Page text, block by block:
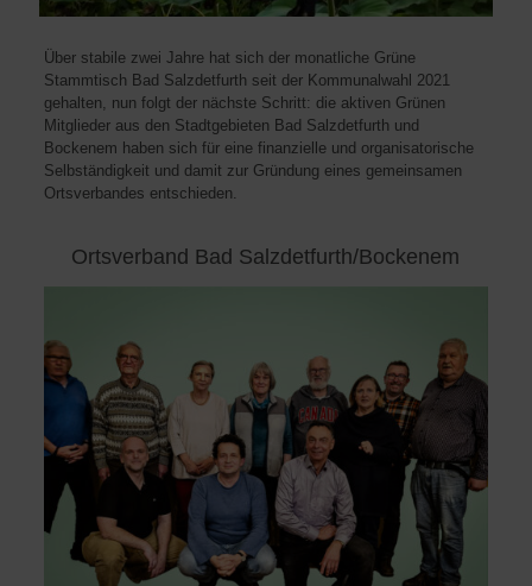
Über stabile zwei Jahre hat sich der monatliche Grüne
Stammtisch Bad Salzdetfurth seit der Kommunalwahl 2021
gehalten, nun folgt der nächste Schritt: die aktiven Grünen
Mitglieder aus den Stadtgebieten Bad Salzdetfurth und
Bockenem haben sich für eine finanzielle und organisatorische
Selbständigkeit und damit zur Gründung eines gemeinsamen
Ortsverbandes entschieden.
Ortsverband Bad Salzdetfurth/Bockenem